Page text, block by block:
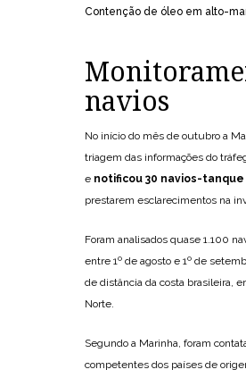
Contenção de óleo em alto-
navios
No início do mês de outubro a
triagem das informações do
e notificou 30 navios-tanque
prestarem esclarecimentos na
Foram analisados quase 1.100
entre 1º de agosto e 1º de
de distância da costa brasileira,
Norte.
Segundo a Marinha, foram
competentes dos países de